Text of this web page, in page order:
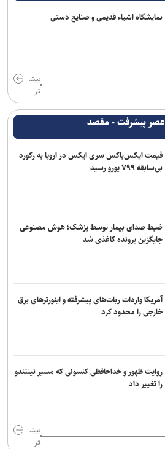
نمایشگاه اشیاء قدیمی و صنایع دستی
بیش
تر
عصر پیشرفت - مقصد
قیمت ایکس‌باکس سری ایکس در اروپا به رکورد
بی‌سابقه ۷۹۹ یورو رسید
ضبط صدای بیمار توسط پزشک؛ هوش مصنوعی
جایگزین پرونده کاغذی شد
آمریکا واردات ربات‌های پیشرفته و اینورترهای برق
خارجی را محدود کرد
روایت ظهور و خداحافظی کنسولی که مسیر نینتندو
را تغییر داد
بیش
تر